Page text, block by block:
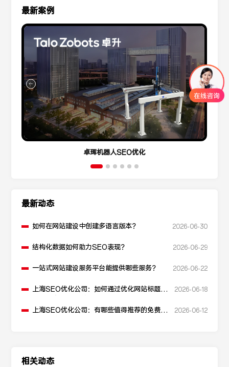
最新案例
卓珲机器人SEO优化
最新动态
如何在网站建设中创建多语言版本？ 2026-06-30
结构化数据如何助力SEO表现？ 2026-06-29
一站式网站建设服务平台能提供哪些服务？ 2026-06-22
上海SEO优化公司：如何通过优化网站标题提
2026-06-18
上海SEO优化公司：有哪些值得推荐的免费
2026-06-12
相关动态